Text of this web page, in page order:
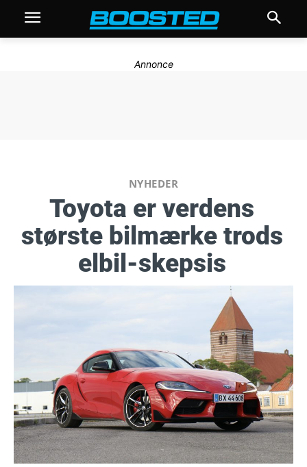
Annonce
NYHEDER
Toyota er verdens
største bilmærke trods
elbil-skepsis